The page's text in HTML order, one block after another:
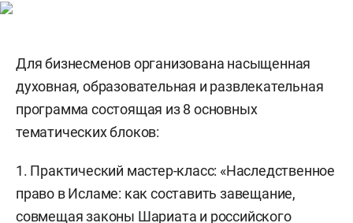
Для бизнесменов организована насыщенная
духовная, образовательная и развлекательная
программа состоящая из 8 основных
тематических блоков:
1. Практический мастер-класс: «Наследственное
право в Исламе: как составить завещание,
совмещая законы Шариата и российского